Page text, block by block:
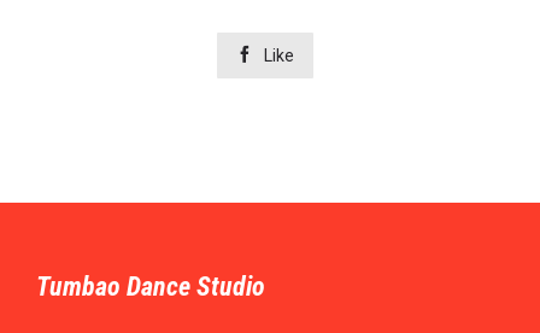
 Like
Tumbao Dance Studio